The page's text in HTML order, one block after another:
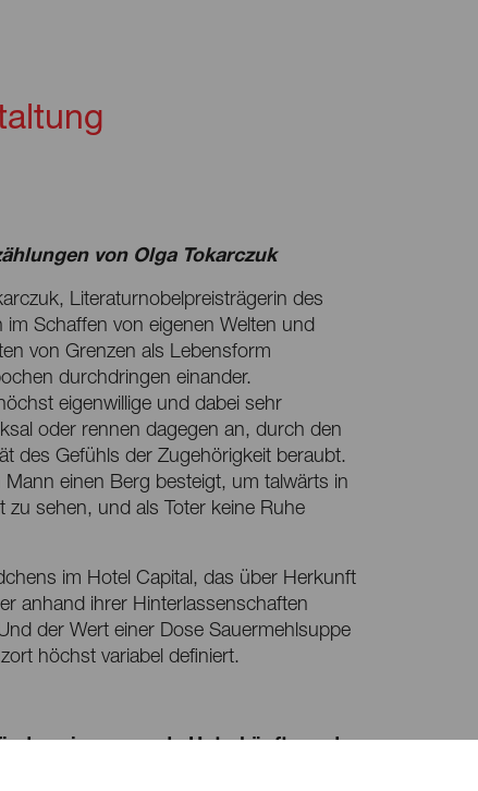
von Olga Tokarczuk
Literaturnobelpreisträgerin des
Schaffen von eigenen Welten und
von Grenzen als Lebensform
durchdringen einander.
eigenwillige und dabei sehr
oder rennen dagegen an, durch den
des Gefühls der Zugehörigkeit beraubt.
einen Berg besteigt, um talwärts in
sehen, und als Toter keine Ruhe
im Hotel Capital, das über Herkunft
anhand ihrer Hinterlassenschaften
der Wert einer Dose Sauermehlsuppe
höchst variabel definiert.
sie passende Unterkünfte und